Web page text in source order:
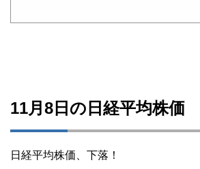
11月8日の日経平均株価
日経平均株価、下落！